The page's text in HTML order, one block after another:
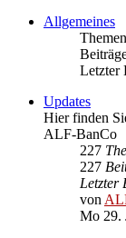
Allgemeines
Themen
Letzter
Updates
Hier finden
ALF-BanCo
227
227
Letzter
von
Mo 29.